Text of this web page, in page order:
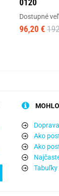
0120
Dostupné
96,20 €
Ako
Ako